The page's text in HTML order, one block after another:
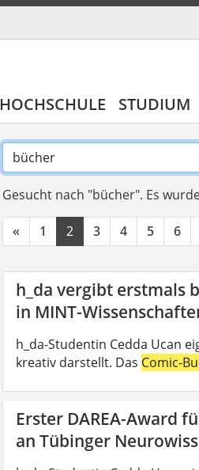
HOCHSCHULE STUDIUM
Gesucht nach "bücher". Es
« 1 2 3 4 5 6
h_da vergibt erstmals
in MINT-
h_da-Studentin Cedda Ucan
kreativ darstellt. Das Comic-
Erster DAREA-Award
an Tübinger